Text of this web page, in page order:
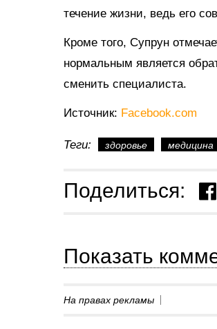
течение жизни, ведь его
Кроме того, Супрун
нормальным является
сменить специалиста.
Источник: Facebook.com
Теги: здоровье медицина
Поделиться:
Показать
На правах рекламы